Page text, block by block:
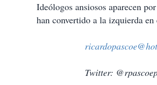
Ideólogos ansiosos aparecen
han convertido a la izquierda
Twitter: